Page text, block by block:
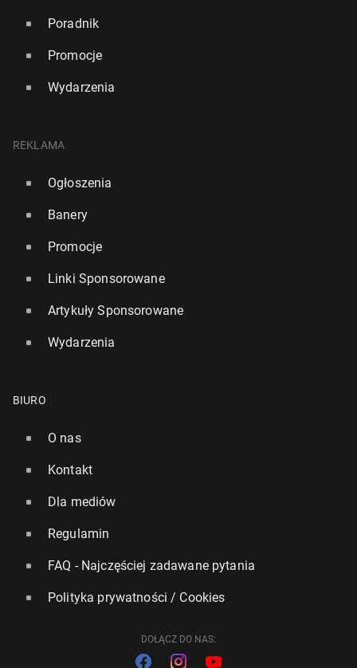
Poradnik
Promocje
Wydarzenia
REKLAMA
Ogłoszenia
Banery
Promocje
Linki Sponsorowane
Artykuły Sponsorowane
Wydarzenia
BIURO
O nas
Kontakt
Dla mediów
Regulamin
FAQ - Najczęściej zadawane pytania
Polityka prywatności / Cookies
DOŁĄCZ DO NAS: